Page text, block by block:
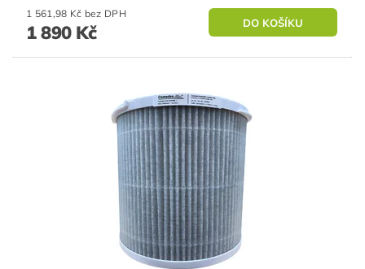
1 561,98 Kč bez DPH
1 890 Kč